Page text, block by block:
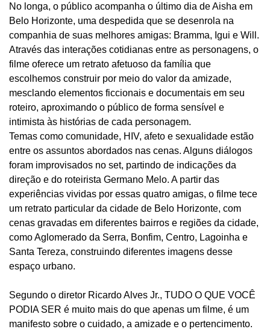
No longa, o público acompanha o último dia de Aisha em
Belo Horizonte, uma despedida que se desenrola na
companhia de suas melhores amigas: Bramma, Igui e Will.
Através das interações cotidianas entre as personagens, o
filme oferece um retrato afetuoso da família que
escolhemos construir por meio do valor da amizade,
mesclando elementos ficcionais e documentais em seu
roteiro, aproximando o público de forma sensível e
intimista às histórias de cada personagem.
Temas como comunidade, HIV, afeto e sexualidade estão
entre os assuntos abordados nas cenas. Alguns diálogos
foram improvisados no set, partindo de indicações da
direção e do roteirista Germano Melo. A partir das
experiências vividas por essas quatro amigas, o filme tece
um retrato particular da cidade de Belo Horizonte, com
cenas gravadas em diferentes bairros e regiões da cidade,
como Aglomerado da Serra, Bonfim, Centro, Lagoinha e
Santa Tereza, construindo diferentes imagens desse
espaço urbano.
Segundo o diretor Ricardo Alves Jr., TUDO O QUE VOCÊ
PODIA SER é muito mais do que apenas um filme, é um
manifesto sobre o cuidado, a amizade e o pertencimento.